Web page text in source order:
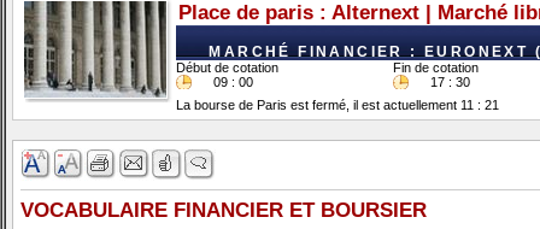
Place de paris : Alternext | Marché
MARCHÉ FINANCIER : EURONEXT
Début de cotation
Fin de cotation
09 : 00
17 : 30
La bourse de Paris est fermé, il est actuellement 11 : 21
VOCABULAIRE FINANCIER ET BOURSIER